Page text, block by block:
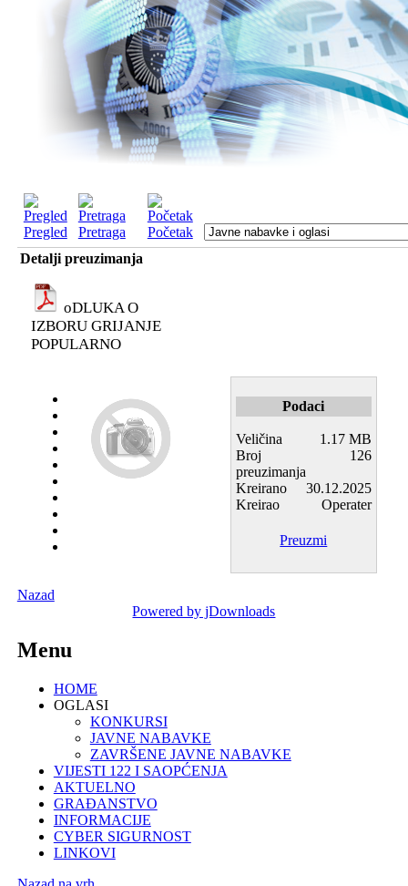
Pregled Pretraga
Početak
Detalji preuzimanja
oDLUKA O
IZBORU GRIJANJE
POPULARNO
Podaci
Veličina
1.17 MB
Broj
preuzimanja
126
Kreirano
30.12.2025
Kreirao
Operater
Preuzmi
Nazad
Powered by jDownloads
Menu
HOME
OGLASI
KONKURSI
JAVNE NABAVKE
ZAVRŠENE JAVNE NABAVKE
VIJESTI 122 I SAOPĆENJA
AKTUELNO
GRAĐANSTVO
INFORMACIJE
CYBER SIGURNOST
LINKOVI